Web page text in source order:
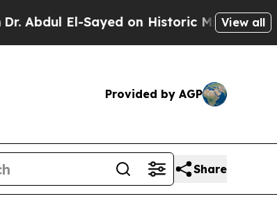
El-Sayed on Historic Michigan Win:
View all
Provided by AGP
Share